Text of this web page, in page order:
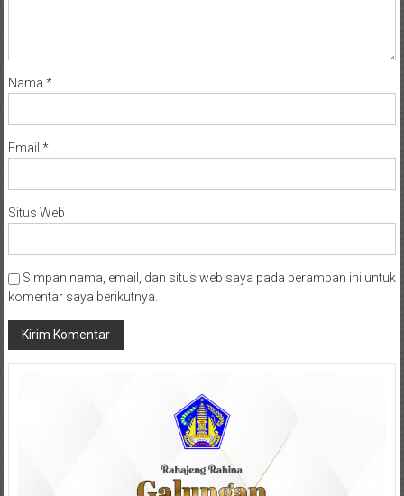
Nama *
Email *
Situs Web
Simpan nama, email, dan situs web saya pada peramban ini untuk
komentar saya berikutnya.